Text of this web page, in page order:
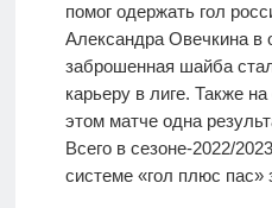
помог одержать гол
Александра Овечкина в
заброшенная шайба
карьеру в лиге. Также
этом матче одна
Всего в сезоне-2022/
системе «гол плюс пас»